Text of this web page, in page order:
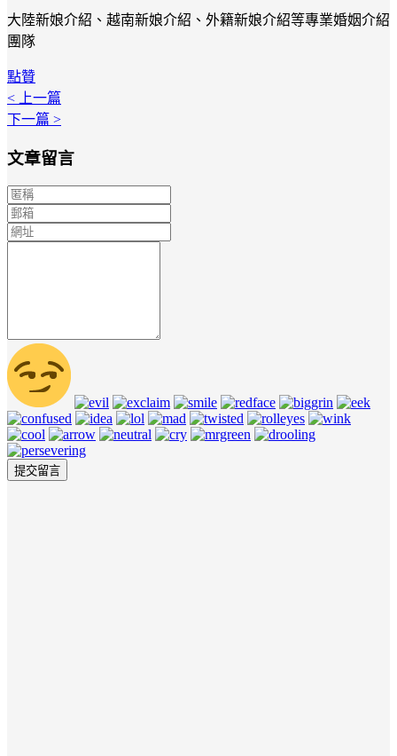
大陸新娘介紹、越南新娘介紹、外籍新娘介紹等專業婚姻介紹
團隊
點贊
< 上一篇
下一篇 >
文章留言